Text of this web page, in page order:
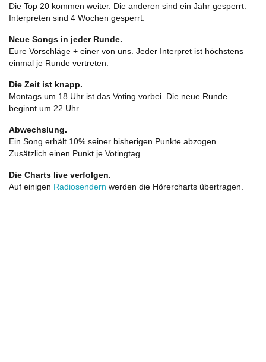
Die Top 20 kommen weiter. Die anderen sind ein Jahr gesperrt.
Interpreten sind 4 Wochen gesperrt.
Neue Songs in jeder Runde.
Eure Vorschläge + einer von uns. Jeder Interpret ist höchstens
einmal je Runde vertreten.
Die Zeit ist knapp.
Montags um 18 Uhr ist das Voting vorbei. Die neue Runde
beginnt um 22 Uhr.
Abwechslung.
Ein Song erhält 10% seiner bisherigen Punkte abzogen.
Zusätzlich einen Punkt je Votingtag.
Die Charts live verfolgen.
Auf einigen Radiosendern werden die Hörercharts übertragen.